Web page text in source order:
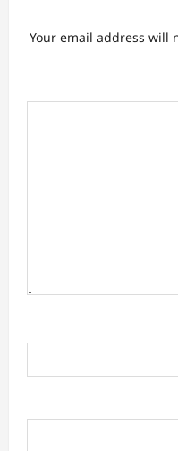
Your email address will